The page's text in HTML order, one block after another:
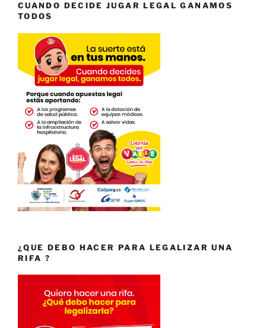
CUANDO DECIDE JUGAR LEGAL GANAMOS
TODOS
¿QUE DEBO HACER PARA LEGALIZAR UNA
RIFA ?